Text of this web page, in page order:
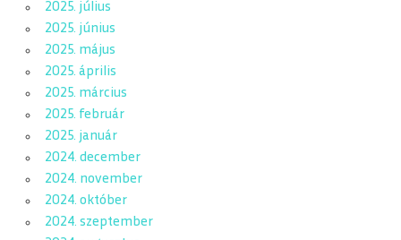
2025. július
2025. június
2025. május
2025. április
2025. március
2025. február
2025. január
2024. december
2024. november
2024. október
2024. szeptember